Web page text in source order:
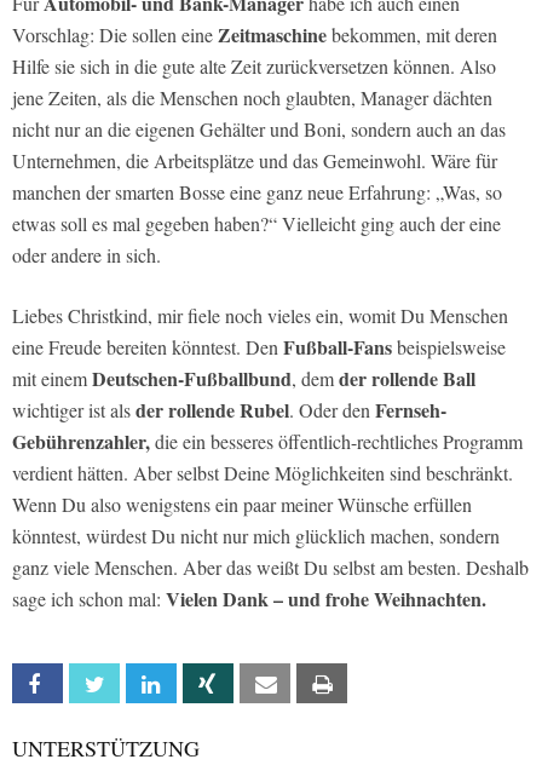
Vorschlag: Die sollen eineZeitmaschinebekommen, mit deren
Hilfe sie sich in die gute alte Zeit zurückversetzen können. Also
jene Zeiten, als die Menschen noch glaubten, Manager dächten
nicht nur an die eigenen Gehälter und Boni, sondern auch an das
Unternehmen, die Arbeitsplätze und das Gemeinwohl. Wäre für
manchen der smarten Bosse eine ganz neue Erfahrung: „Was, so
etwas soll es mal gegeben haben?“ Vielleicht ging auch der eine
oder andere in sich.
Liebes Christkind, mir fiele noch vieles ein, womit Du Menschen
eine Freude bereiten könntest. Den Fußball-Fansbeispielsweise
mit einemDeutschen-Fußballbund, demder rollende Ball
wichtiger ist alsder rollende Rubel. Oder den Fernseh-
Gebührenzahler,die ein besseres öffentlich-rechtliches Programm
verdient hätten. Aber selbst Deine Möglichkeiten sind beschränkt.
Wenn Du also wenigstens ein paar meiner Wünsche erfüllen
könntest, würdest Du nicht nur mich glücklich machen, sondern
ganz viele Menschen. Aber das weißt Du selbst am besten. Deshalb
sage ich schon mal: Vielen Dank – und frohe Weihnachten.
Facebook Twitter Linkedin Xing Email
UNTERSTÜTZUNG